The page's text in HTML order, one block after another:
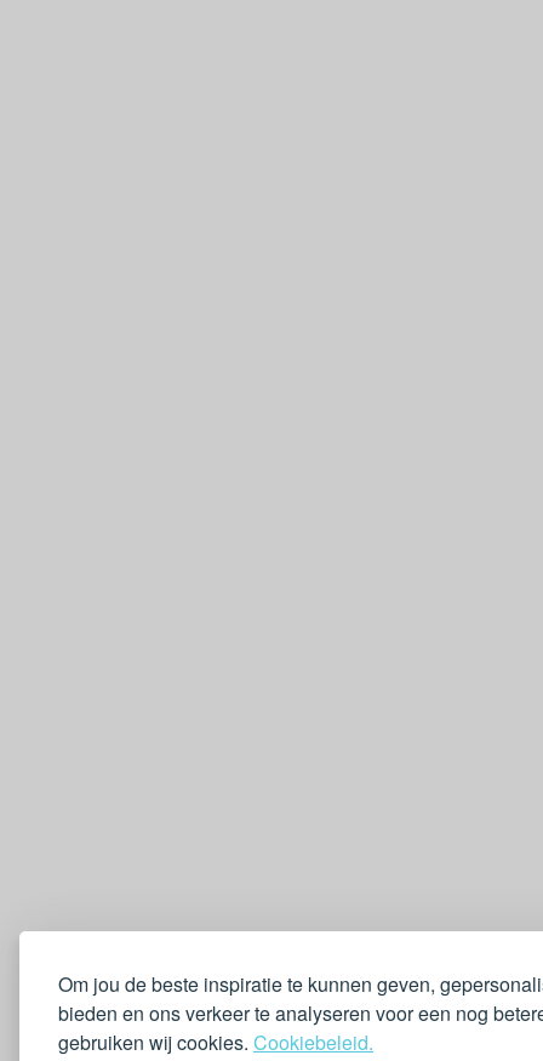
Om jou de beste inspiratie te kunnen geven,
bieden en ons verkeer te analyseren voor een nog
gebruiken wij cookies. Cookiebeleid.